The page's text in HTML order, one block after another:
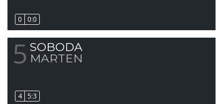
0 0:0
5 SOBODA
MARTEN
4 5:3